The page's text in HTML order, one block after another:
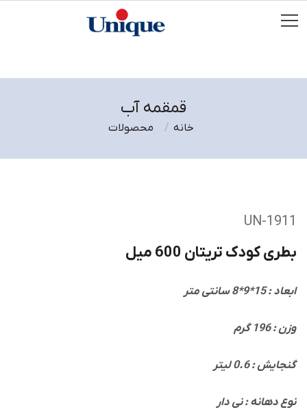
قمقمه آب
محصولات خانه
UN-1911
بطری کودک تریتان 600 میل
ابعاد : 15*9*8 سانتی متر
وزن : 196 گرم
گنجایش : 0.6 لیتر
نوع دهانه : نی دار